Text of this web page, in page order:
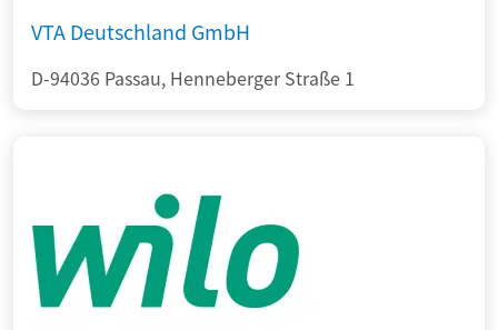
VTA Deutschland GmbH
D-94036 Passau, Henneberger Straße 1